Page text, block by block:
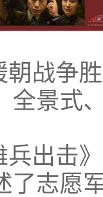
朝战争
全景式
兵出击
了志愿